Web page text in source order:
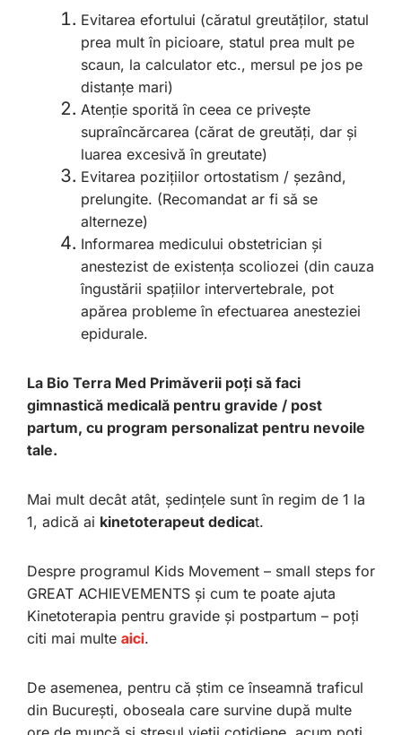
Evitarea efortului (căratul greutăților, statul
prea mult în picioare, statul prea mult pe
scaun, la calculator etc., mersul pe jos pe
distanțe mari)
Atenție sporită în ceea ce privește
supraîncărcarea (cărat de greutăți, dar și
luarea excesivă în greutate)
Evitarea pozițiilor ortostatism / șezând,
prelungite. (Recomandat ar fi să se
alterneze)
Informarea medicului obstetrician și
anestezist de existența scoliozei (din cauza
îngustării spațiilor intervertebrale, pot
apărea probleme în efectuarea anesteziei
epidurale.
La Bio Terra Med Primăverii poți să faci
gimnastică medicală pentru gravide / post
partum, cu program personalizat pentru nevoile
tale.
Mai mult decât atât, ședințele sunt în regim de 1 la
1, adică ai kinetoterapeut dedicat.
Despre programul Kids Movement – small steps for
GREAT ACHIEVEMENTS și cum te poate ajuta
Kinetoterapia pentru gravide și postpartum – poți
citi mai multe aici.
De asemenea, pentru că știm ce înseamnă traficul
din București, oboseala care survine după multe